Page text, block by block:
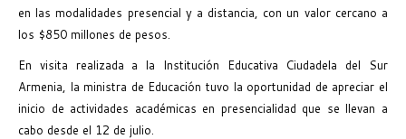
en las modalidades presencial y a distancia, con un valor cercano a
los $850 millones de pesos.
En visita realizada a la Institución Educativa Ciudadela del Sur
Armenia, la ministra de Educación tuvo la oportunidad de apreciar el
inicio de actividades académicas en presencialidad que se llevan a
cabo desde el 12 de julio.